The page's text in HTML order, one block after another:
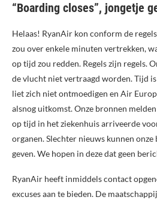
“Boarding closes”, jongetje
Helaas! RyanAir kon conform de
zou over enkele minuten vertrekken,
op tijd zou redden. Regels zijn regels.
de vlucht niet vertraagd worden. Tijd
liet zich niet ontmoedigen en Air
alsnog uitkomst. Onze bronnen
op tijd in het ziekenhuis arriveerde
organen. Slechter nieuws kunnen
geven. We hopen in deze dat geen
RyanAir heeft inmiddels contact
excuses aan te bieden. De